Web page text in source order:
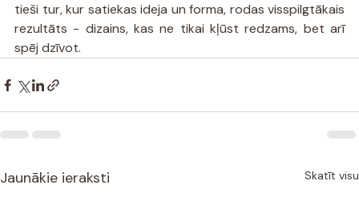
tieši tur, kur satiekas ideja un forma, rodas visspilgtākais
rezultāts - dizains, kas ne tikai kļūst redzams, bet arī
spēj dzīvot.
Jaunākie ieraksti Skatīt visu